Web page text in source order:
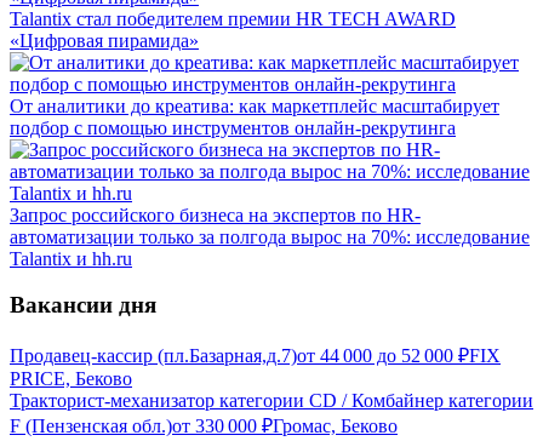
Talantix cтал победителем премии HR TECH AWARD
«Цифровая пирамида»
От аналитики до креатива: как маркетплейс масштабирует
подбор с помощью инструментов онлайн-рекрутинга
Запрос российского бизнеса на экспертов по HR-
автоматизации только за полгода вырос на 70%: исследование
Talantix и hh.ru
Вакансии дня
Продавец-кассир (пл.Базарная,д.7)от 44 000 до 52 000 ₽FIX
PRICE, Беково
Тракторист-механизатор категории CD / Комбайнер категории
F (Пензенская обл.)от 330 000 ₽Громас, Беково